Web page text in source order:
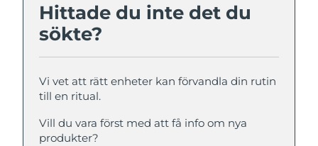
Hittade du inte det du
sökte?
Vi vet att rätt enheter kan förvandla din rutin
till en ritual.
Vill du vara först med att få info om nya
produkter?